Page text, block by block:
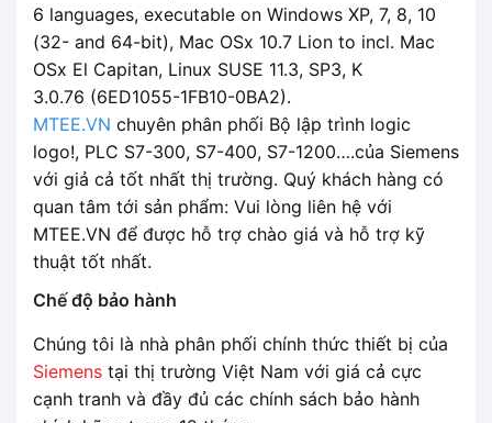
6 languages, executable on Windows XP, 7, 8, 10
(32- and 64-bit), Mac OSx 10.7 Lion to incl. Mac
OSx El Capitan, Linux SUSE 11.3, SP3, K
3.0.76 (6ED1055-1FB10-0BA2).
MTEE.VN chuyên phân phối Bộ lập trình logic
logo!, PLC S7-300, S7-400, S7-1200….của Siemens
với giả cả tốt nhất thị trường. Quý khách hàng có
quan tâm tới sản phẩm: Vui lòng liên hệ với
MTEE.VN để được hỗ trợ chào giá và hỗ trợ kỹ
thuật tốt nhất.
Chế độ bảo hành
Chúng tôi là nhà phân phối chính thức thiết bị của
Siemens tại thị trường Việt Nam với giá cả cực
cạnh tranh và đầy đủ các chính sách bảo hành